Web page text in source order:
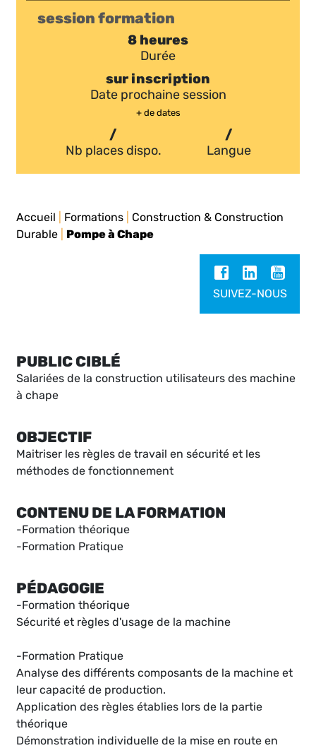
session formation
8 heures
Durée
sur inscription
Date prochaine session
+ de dates
/
Nb places dispo.
/
Langue
Accueil Formations
Construction & Construction
Durable
Pompe à Chape
SUIVEZ-NOUS
PUBLIC CIBLÉ
Salariées de la construction utilisateurs des machine
à chape
OBJECTIF
Maitriser les règles de travail en sécurité et les
méthodes de fonctionnement
CONTENU DE LA FORMATION
-Formation théorique
-Formation Pratique
PÉDAGOGIE
-Formation théorique
Sécurité et règles d'usage de la machine
-Formation Pratique
Analyse des différents composants de la machine et
leur capacité de production.
Application des règles établies lors de la partie
théorique
Démonstration individuelle de la mise en route en